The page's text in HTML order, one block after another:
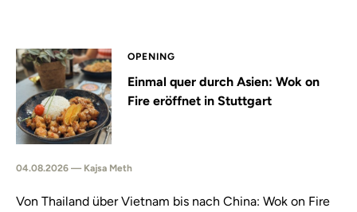
OPENING
Einmal quer durch Asien: Wok on
Fire eröffnet in Stuttgart
04.08.2026 — Kajsa Meth
Von Thailand über Vietnam bis nach China: Wok on Fire